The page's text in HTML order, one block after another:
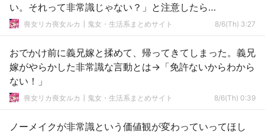
い。それって非常識じゃない？」と注意したら…
喪女リカ喪女ルカ┃鬼女・生活系まとめサイト 8/6(Th) 3:27
おでかけ前に義兄嫁と揉めて、帰ってきてしまった。義兄
嫁がやらかした非常識な言動とは→「免許ないからわから
ない！」
喪女リカ喪女ルカ┃鬼女・生活系まとめサイト 8/6(Th) 0:39
ノーメイクが非常識という価値観が変わっていってほし